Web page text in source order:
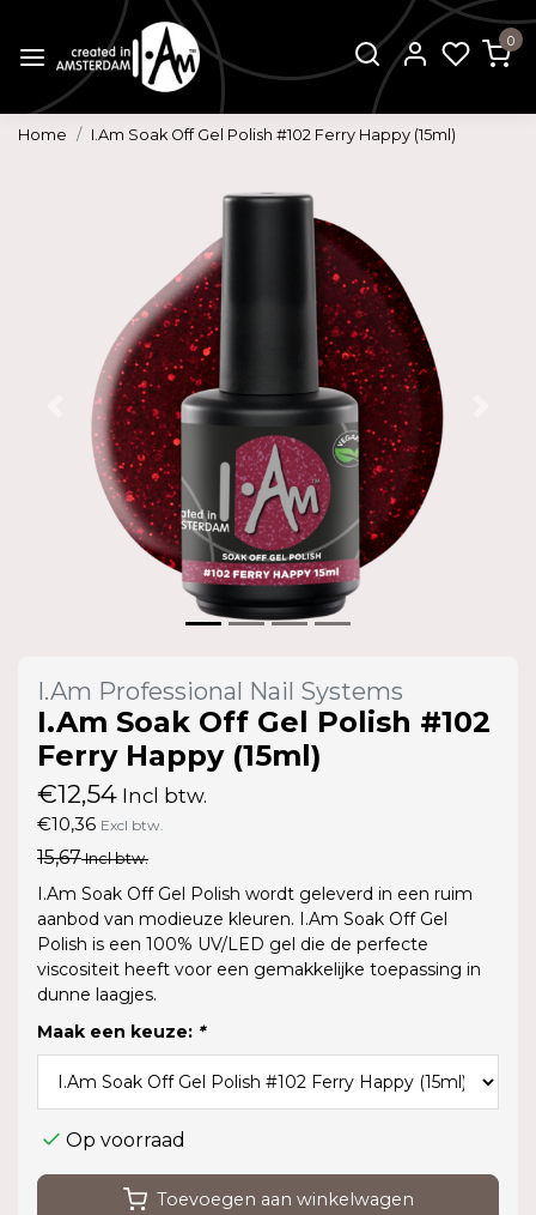
0
Home I.Am Soak Off Gel Polish #102 Ferry Happy (15ml)
Vorige
I.Am Professional Nail Systems
I.Am Soak Off Gel Polish #102
Ferry Happy (15ml)
€12,54 Incl btw.
€10,36 Excl btw.
15,67Incl btw.
I.Am Soak Off Gel Polish wordt geleverd in een ruim
aanbod van modieuze kleuren. I.Am Soak Off Gel
Polish is een 100% UV/LED gel die de perfecte
viscositeit heeft voor een gemakkelijke toepassing in
dunne laagjes.
Maak een keuze: *
Op voorraad
Toevoegen aan winkelwagen